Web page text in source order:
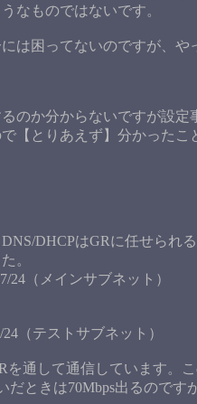
なものではないです。
は困ってないのですが、
のか分からないですが設定
【とりあえず】分かった
DHCPはGRに任せられ
。
（メインサブネット）
（テストサブネット）
を通して通信しています。
だときは70Mbps出るのです